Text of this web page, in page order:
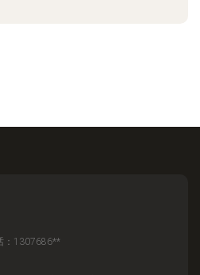
：1307686**